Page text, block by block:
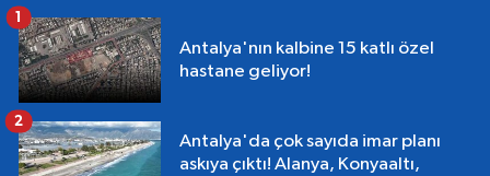
Antalya'nın kalbine 15 katlı özel
hastane geliyor!
1
Antalya'da çok sayıda imar planı
askıya çıktı! Alanya, Konyaaltı,
2